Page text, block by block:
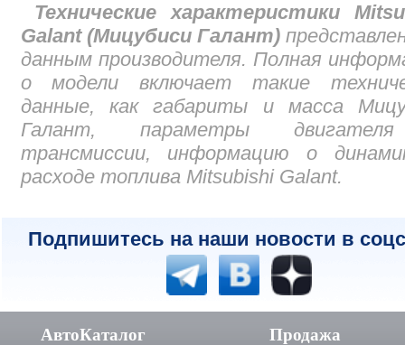
Технические характеристики
Galant (Мицубиcи Галант)
данным производителя. Полная
о модели включает такие
данные, как габариты и масса
Галант, параметры
трансмиссии, информацию о
расходе топлива Mitsubishi Galant.
Подпишитесь на наши новости в
АвтоКаталог Продажа